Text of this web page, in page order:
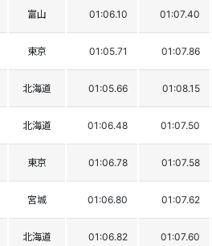
富山 01:06.10 01:07.40
東京 01:05.71 01:07.86
北海道 01:05.66 01:08.15
北海道 01:06.48 01:07.50
東京 01:06.78 01:07.58
宮城 01:06.80 01:07.62
北海道 01:06.82 01:07.60